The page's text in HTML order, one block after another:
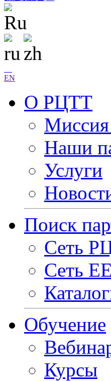
EN
О РЦТТ
Миссия
Наши
Услуги
Поиск
Сеть
Сеть
Обучение
Курсы